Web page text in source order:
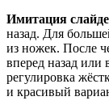
Имитация
назад. Для
из ножек. После
вперед назад или
регулировка
и красивый